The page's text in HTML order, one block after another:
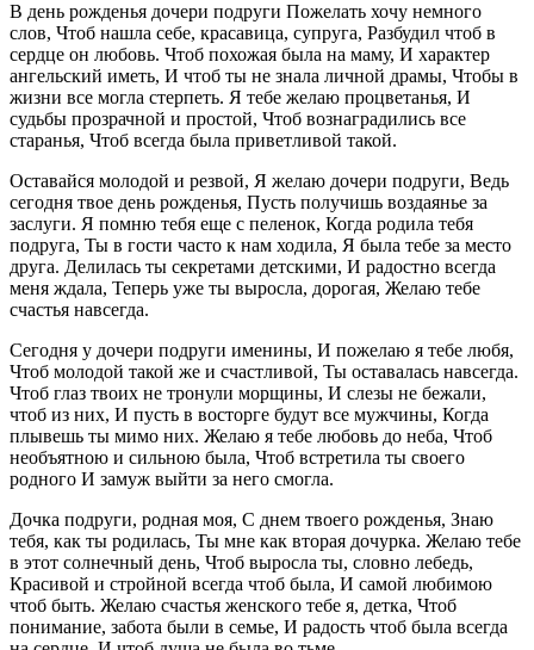
В день рожденья дочери подруги Пожелать хочу немного
слов, Чтоб нашла себе, красавица, супруга, Разбудил чтоб в
сердце он любовь. Чтоб похожая была на маму, И характер
ангельский иметь, И чтоб ты не знала личной драмы, Чтобы в
жизни все могла стерпеть. Я тебе желаю процветанья, И
судьбы прозрачной и простой, Чтоб вознаградились все
старанья, Чтоб всегда была приветливой такой.
Оставайся молодой и резвой, Я желаю дочери подруги, Ведь
сегодня твое день рожденья, Пусть получишь воздаянье за
заслуги. Я помню тебя еще с пеленок, Когда родила тебя
подруга, Ты в гости часто к нам ходила, Я была тебе за место
друга. Делилась ты секретами детскими, И радостно всегда
меня ждала, Теперь уже ты выросла, дорогая, Желаю тебе
счастья навсегда.
Сегодня у дочери подруги именины, И пожелаю я тебе любя,
Чтоб молодой такой же и счастливой, Ты оставалась навсегда.
Чтоб глаз твоих не тронули морщины, И слезы не бежали,
чтоб из них, И пусть в восторге будут все мужчины, Когда
плывешь ты мимо них. Желаю я тебе любовь до неба, Чтоб
необъятною и сильною была, Чтоб встретила ты своего
родного И замуж выйти за него смогла.
Дочка подруги, родная моя, С днем твоего рожденья, Знаю
тебя, как ты родилась, Ты мне как вторая дочурка. Желаю тебе
в этот солнечный день, Чтоб выросла ты, словно лебедь,
Красивой и стройной всегда чтоб была, И самой любимою
чтоб быть. Желаю счастья женского тебе я, детка, Чтоб
понимание, забота были в семье, И радость чтоб была всегда